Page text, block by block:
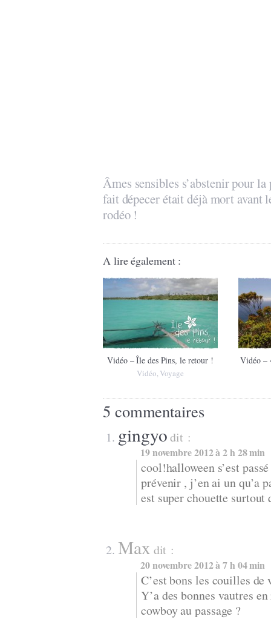
Âmes sensibles s’abstenir pour
fait dépecer était déjà mort avant
rodéo !
A lire également :
Vidéo – Île des Pins, le retour !
Vidéo Voyage
Vidéo –
5 commentaires
gingyodit :
19 novembre 2012 à 2 h 28 min
cool!halloween s’est
prévenir , j’en ai un qu’a
est super chouette
Max dit :
20 novembre 2012 à 7 h 04 min
C’est bons les couilles de
Y’a des bonnes vautres
cowboy au passage ?